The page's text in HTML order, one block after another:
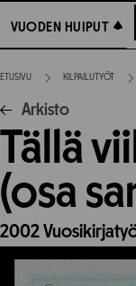
suoraan
sisältöön
VUODEN HUIPUT
VUODEN HUIPUT
ETUSIVU KILPAILUTYÖT
Arkisto
Tällä
(osa
2002